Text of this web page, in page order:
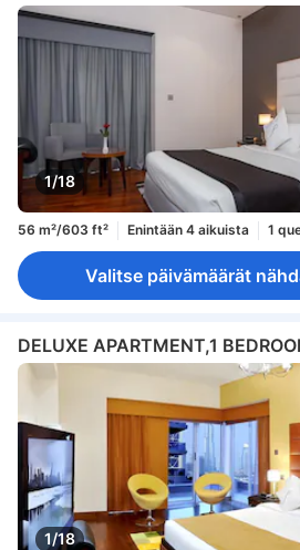
1/18
56 m²/603 ft² Enintään 4 aikuista 1
Valitse päivämäärät
DELUXE APARTMENT,1
1/18